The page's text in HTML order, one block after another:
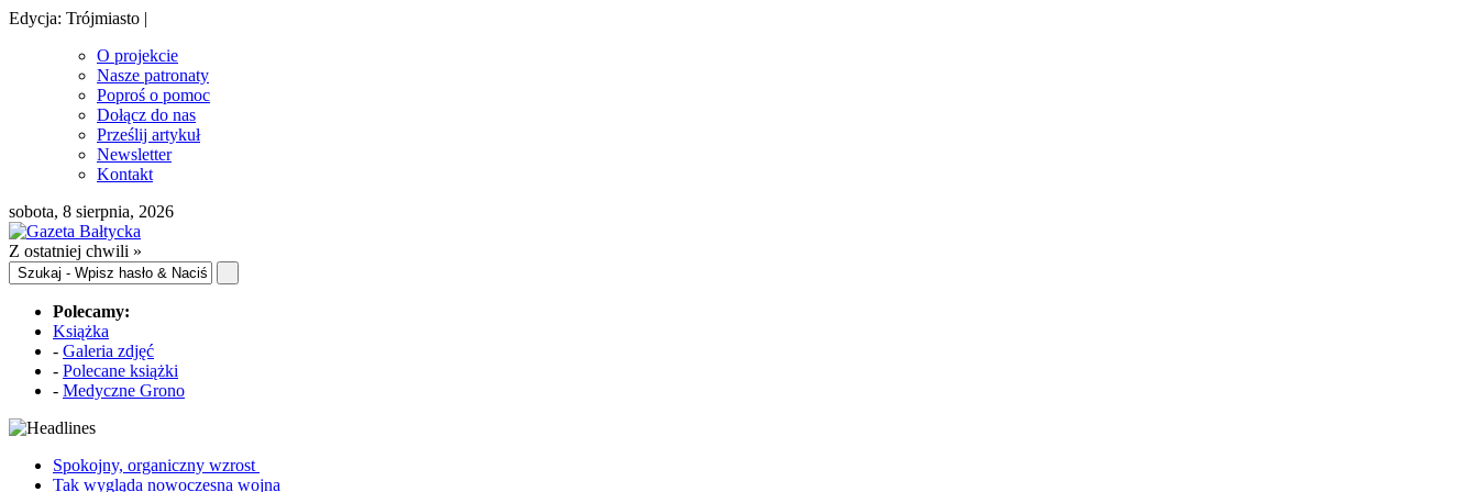
Edycja: Trójmiasto |
O projekcie
Nasze patronaty
Poproś o pomoc
Dołącz do nas
Prześlij artykuł
Newsletter
Kontakt
sobota, 8 sierpnia, 2026
Z ostatniej chwili »
Polecamy:
Książka
- Galeria zdjęć
- Polecane książki
- Medyczne Grono
Spokojny, organiczny wzrost
Tak wygląda nowoczesna wojna